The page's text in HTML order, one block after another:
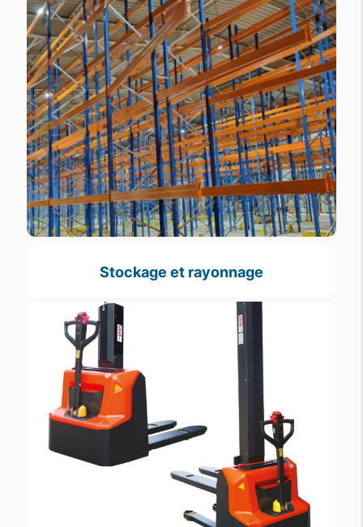
Stockage et rayonnage